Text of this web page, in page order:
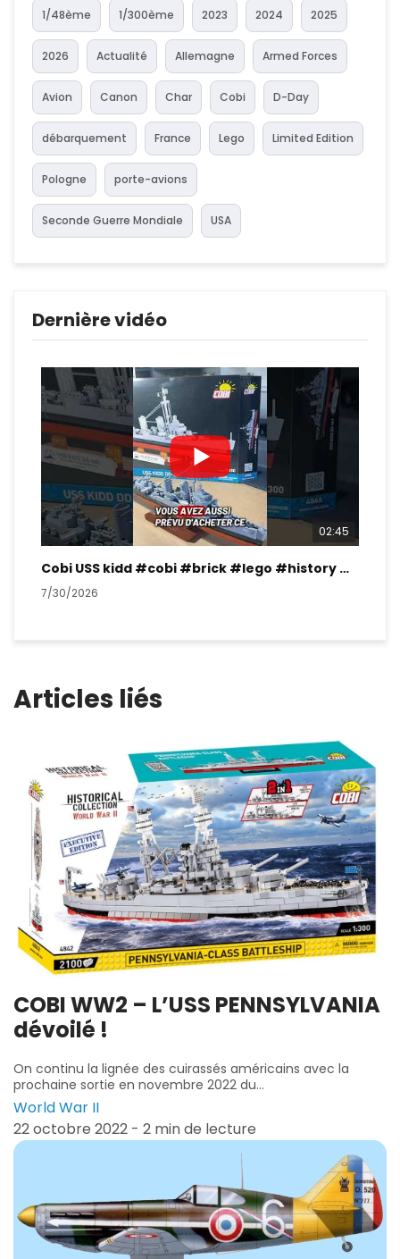
1/48ème 1/300ème 2023 2024 2025
2026 Actualité Allemagne Armed Forces
Avion Canon Char Cobi D-Day
débarquement France Lego Limited Edition
Pologne porte-avions
Seconde Guerre Mondiale USA
Dernière vidéo
02:45
Cobi USS kidd #cobi #brick #lego #history #ww2
7/30/2026
Articles liés
COBI WW2 – L’USS PENNSYLVANIA
dévoilé !
On continu la lignée des cuirassés américains avec la
prochaine sortie en novembre 2022 du...
World War II
22 octobre 2022 - 2 min de lecture